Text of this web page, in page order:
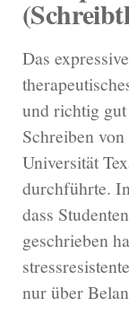
Das
und richtig
Schreiben
Universität
durchführte.
dass
geschrieben
nur über